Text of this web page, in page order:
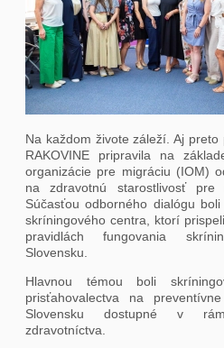
Na každom živote záleží. Aj
RAKOVINE pripravila na
organizácie pre migráciu (IOM)
na zdravotnú starostlivosť pre
Súčasťou odborného dialógu
skríningového centra, ktorí
pravidlách fungovania
Slovensku.
Hlavnou témou boli
prisťahovalectva na
Slovensku dostupné v
zdravotníctva.